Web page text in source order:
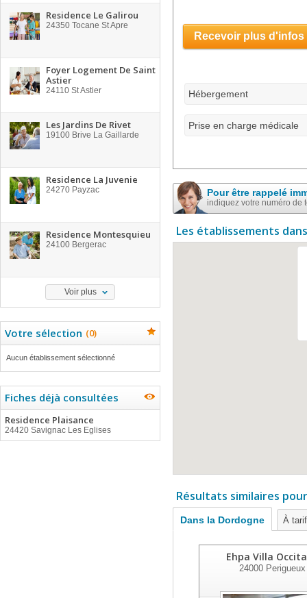
Residence Le Galirou
24350 Tocane St Apre
Foyer Logement De Saint
Astier
24110 St Astier
Les Jardins De Rivet
19100 Brive La Gaillarde
Residence La Juvenie
24270 Payzac
Residence Montesquieu
24100 Bergerac
Voir plus
Votre sélection (0)
Aucun établissement sélectionné
Fiches déjà consultées
Residence Plaisance
24420 Savignac Les Eglises
Recevoir plus d'infos
Hébergement
Prise en charge médicale
Pour être rappelé
indiquez votre numéro de
Les établissements
Résultats similaires
Dans la Dordogne À
Ehpa Villa
24000 Perigueux